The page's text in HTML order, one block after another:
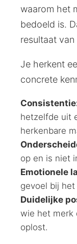
waarom het
bedoeld is.
resultaat
Je herkent
concrete
hetzelfde uit
herkenbare
op en is niet
Emotionele
gevoel bij
Duidelijke
wie het merk
oplost.